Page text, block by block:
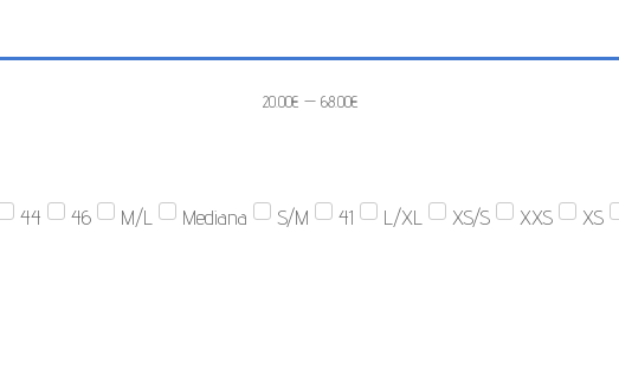
20.00€ — 68.00€
44 46 M/L Mediana S/M 41 L/XL XS/S XXS XS